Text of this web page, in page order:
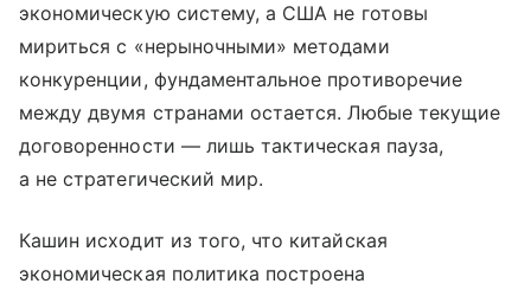
экономическую систему, а США не готовы
мириться с «нерыночными» методами
конкуренции, фундаментальное противоречие
между двумя странами остается. Любые текущие
договоренности — лишь тактическая пауза,
а не стратегический мир.
Кашин исходит из того, что китайская
экономическая политика построена